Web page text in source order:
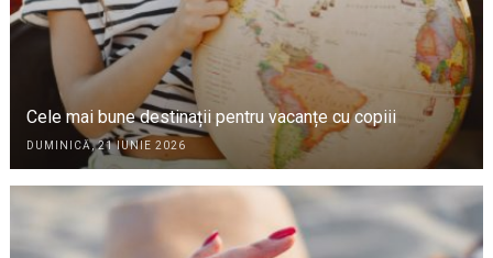
Cele mai bune destinații pentru vacanțe cu copiii
DUMINICĂ, 21 IUNIE 2026